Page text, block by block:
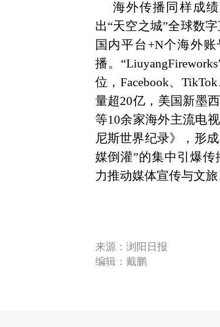
海外传播同样成
出“天空之城”全球数
国内平台+N个海外
播。
位，Facebook、
量超20亿，美国新墨
等10余家海外主流电
尼斯世界纪录》，形
媒倒灌”的集中引爆
力推动媒体宣传与文
来源：浏阳日报
编辑：戴鹏